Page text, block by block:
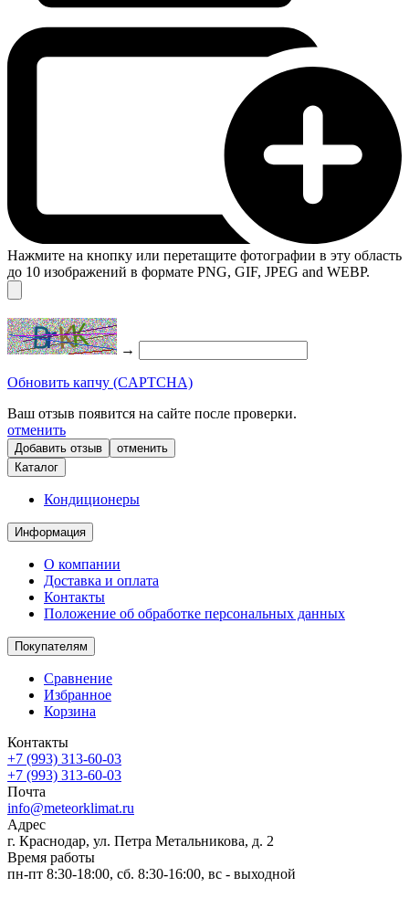
Нажмите на кнопку или перетащите фотографии в эту область
до 10 изображений в формате PNG, GIF, JPEG and WEBP.
→
Обновить капчу (CAPTCHA)
Ваш отзыв появится на сайте после проверки.
отменить
отменить
Каталог
Кондиционеры
Информация
О компании
Доставка и оплата
Контакты
Положение об обработке персональных данных
Покупателям
Сравнение
Избранное
Корзина
Контакты
+7 (993) 313-60-03
+7 (993) 313-60-03
Почта
info@meteorklimat.ru
Адрес
г. Краснодар, ул. Петра Метальникова, д. 2
Время работы
пн-пт 8:30-18:00, сб. 8:30-16:00, вс - выходной